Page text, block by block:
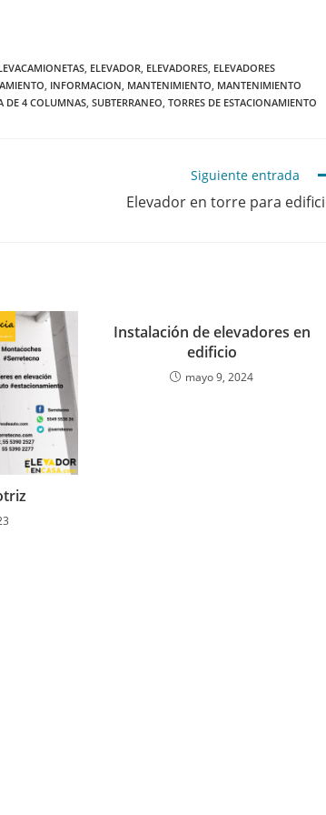
, ELEVADOR, ELEVADORES, ELEVADORES
, INFORMACION, MANTENIMIENTO, MANTENIMIENTO
DE 4 COLUMNAS, SUBTERRANEO, TORRES DE ESTACIONAMIENTO
Siguiente entrada
Elevador en torre para
Instalación de elevadores en
edificio
mayo 9, 2024